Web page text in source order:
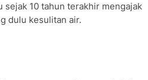
sejak 10 tahun terakhir mengajak
dulu kesulitan air.